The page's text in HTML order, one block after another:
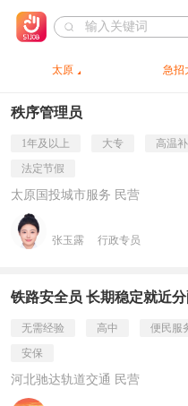
太原 急招
秩序管理员
1年及以上 大专 高温
法定节假
太原国投城市服务 民营
张玉露 行政专员
铁路安全员 长期稳定就近
无需经验 高中 便民服
安保
河北驰达轨道交通 民营